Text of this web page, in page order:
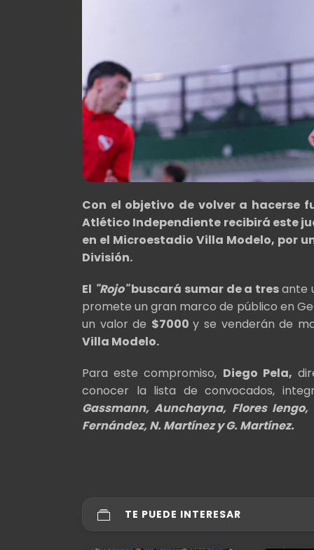
Con el objetivo de volver a hacerse
Atlético Independiente recibirá este
en el Microestadio Villa Modelo, por
División.
El "Rojo"buscará sumar de a tresante
promete un gran marco de público en
un valor de $7000y se venderán de
Villa Modelo.
Para este compromiso, Diego Pela,
conocer la lista de convocados,
Gassmann, Aunchayna, Flores
Fernández, N. Martínez y G. Martínez.
TE PUEDE INTERESAR